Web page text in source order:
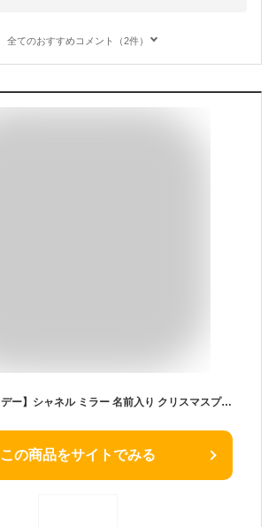
全てのおすすめコメント（2件）
【ブラックフライデー】シャネル ミラー 名前入り クリスマスプレゼント 女性 ミロワール ドゥーブル ファセット シャネル ミラー 名入れ デザインプリント 誕生日プレゼント プレゼント 誕生日 chanel ミラー 折りたたみ 名前入れ ギフト CHANEL クリスマスコフレ 2024
この商品をサイトでみる